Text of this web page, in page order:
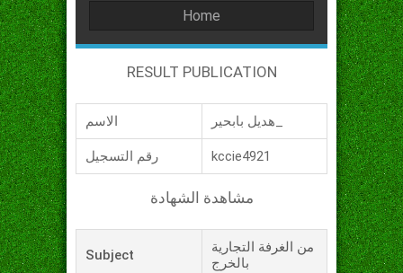
Home
RESULT PUBLICATION
الاسم
رقم التسجيل kccie4921
مشاهدة الشهادة
Subject
من الغرفة التجارية
بالخرج